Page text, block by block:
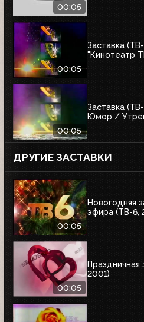
00:05
00:05
Заставка
"Кинотеатр
00:05
Заставка
Юмор /
ДРУГИЕ ЗАСТАВКИ
00:05
Новогодняя
эфира (ТВ-6,
00:05
Праздничная
2001)